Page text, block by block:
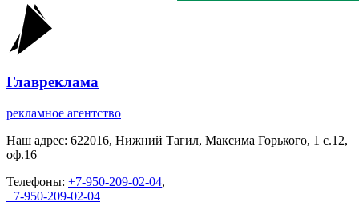
Главреклама
рекламное агентство
Наш адрес: 622016, Нижний Тагил, Максима Горького, 1 c.12,
оф.16
Телефоны: +7-950-209-02-04,
+7-950-209-02-04